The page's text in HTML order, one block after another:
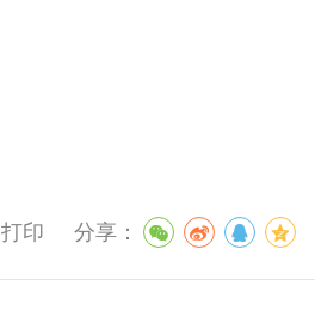
打印 分享：